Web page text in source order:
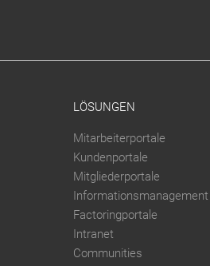
LÖSUNGEN
Mitarbeiterportale
Kundenportale
Mitgliederportale
Informationsmanagement
Factoringportale
Intranet
Communities